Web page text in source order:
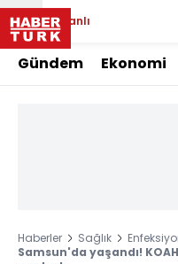
Canlı
Gündem Ekonomi
Haberler Sağlık
Samsun'da yaşandı!